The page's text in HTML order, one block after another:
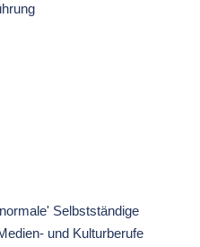
Selbstständige
und Kulturberufe